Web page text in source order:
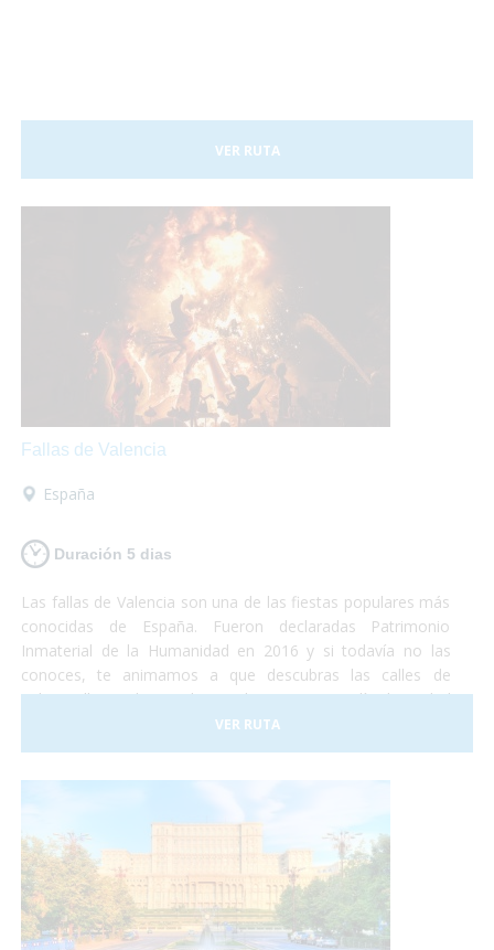
VER RUTA
Fallas de Valencia
España
Duración 5 dias
Las fallas de Valencia son una de las fiestas populares más
conocidas de España. Fueron declaradas Patrimonio
Inmaterial de la Humanidad en 2016 y si todavía no las
conoces, te animamos a que descubras las calles de
Valencia llenas de arte, luz y color. Durante 5 días la ciudad
se convierte en una fiesta continua de luces, música y
fuegos artificiales por todos los rincones. ¡Te proponemos
VER RUTA